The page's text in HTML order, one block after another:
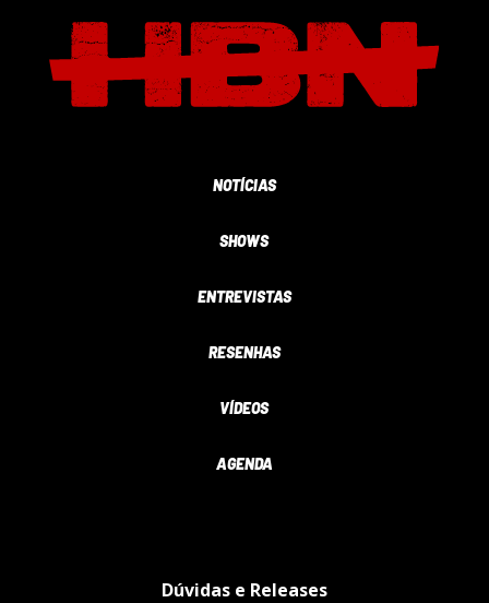
NOTÍCIAS
SHOWS
ENTREVISTAS
RESENHAS
VÍDEOS
AGENDA
Dúvidas e Releases